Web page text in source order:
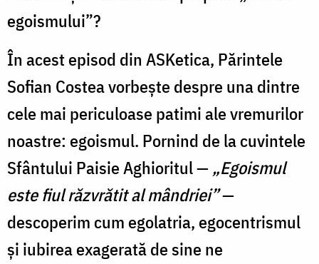
egoismului”?
În acest episod din ASKetica, Părintele
Sofian Costea vorbește despre una dintre
cele mai periculoase patimi ale vremurilor
noastre: egoismul. Pornind de la cuvintele
Sfântului Paisie Aghioritul — „Egoismul
este fiul răzvrătit al mândriei”—
descoperim cum egolatria, egocentrismul
și iubirea exagerată de sine ne